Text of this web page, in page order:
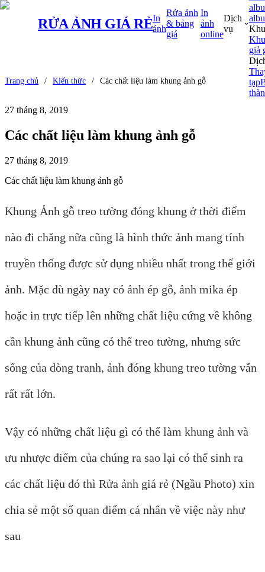
RỬA ẢNH GIÁ RẺIn
ảnh
Rửa ảnh
& bảng
giá
In
ảnh
online
Dịch
vụ
giả
tạp
Trang chủ / Kiến thức / Các chất liệu làm khung ảnh gỗ
27 tháng 8, 2019
Các chất liệu làm khung ảnh gỗ
27 tháng 8, 2019
Các chất liệu làm khung ảnh gỗ
Khung Ảnh gỗ treo tường đóng khung ở thời điểm
nào đi chăng nữa cũng là hình thức ảnh mang tính
truyền thống được sử dụng nhiều nhất trong thế giới
ảnh. Mặc dù ngày nay có ảnh ép gỗ, ảnh mika ép
hoặc in trực tiếp lên những chất liệu cứng về không
cần khung ảnh cũng có thể treo tường, nhưng sức
sống của dòng tranh, ảnh đóng khung treo tường vẫn
rất rất lớn.
Vậy có những chất liệu gì có thể làm khung ảnh và
ưu nhược điểm của chúng ra sao lại có thể sinh ra
các chất liệu đó thì Rửa ảnh giá rẻ (Ngầu Photo) xin
chia sẻ một số quan điểm cá nhân về việc này như
sau